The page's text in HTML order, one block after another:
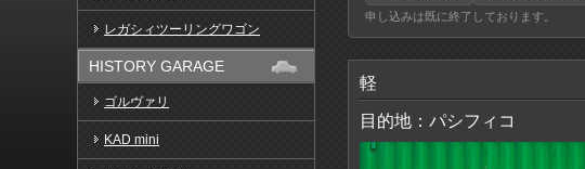
レガシィツーリングワゴン
HISTORY GARAGE
ゴルヴァリ
KAD mini
申し込みは既に終了しております。
軽
目的地：パシフィコ